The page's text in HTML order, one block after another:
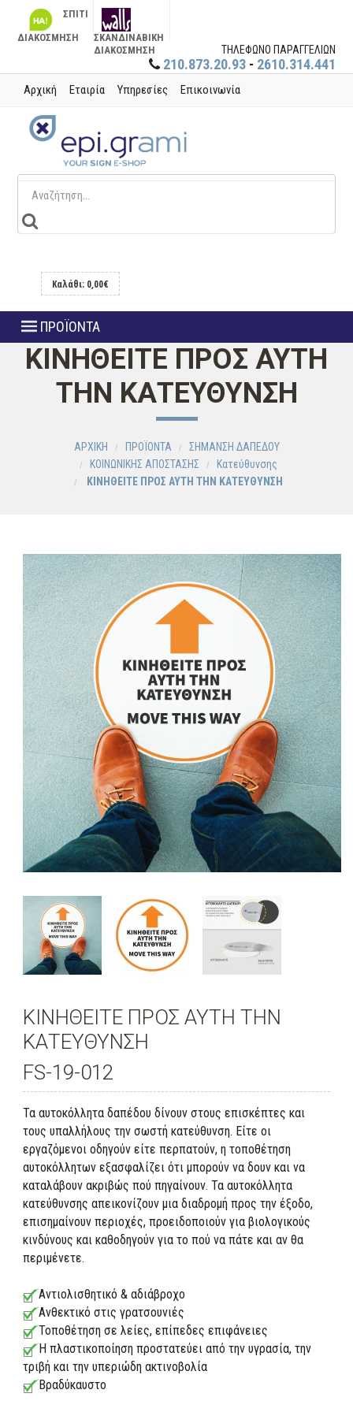
ΣΠΙΤΙ
ΔΙΑΚΟΣΜΗΣΗ
ΣΚΑΝΔΙΝΑΒΙΚΗ
ΔΙΑΚΟΣΜΗΣΗ
ΤΗΛΕΦΩΝΟ ΠΑΡΑΓΓΕΛΙΩΝ
210.873.20.93 - 2610.314.441
Αρχική Εταιρία Υπηρεσίες Επικοινωνία
Καλάθι: 0,00€
ΠΡΟΪΟΝΤΑ
ΚΙΝΗΘΕΙΤΕ ΠΡΟΣ ΑΥΤΗ
ΤΗΝ ΚΑΤΕΥΘΥΝΣΗ
ΑΡΧΙΚΗ ΠΡΟΪΟΝΤΑ
ΣΗΜΑΝΣΗ ΔΑΠΕΔΟΥ
ΚΟΙΝΩΝΙΚΗΣ ΑΠΟΣΤΑΣΗΣ
Κατεύθυνσης
ΚΙΝΗΘΕΙΤΕ ΠΡΟΣ ΑΥΤΗ ΤΗΝ ΚΑΤΕΥΘΥΝΣΗ
ΚΙΝΗΘΕΙΤΕ ΠΡΟΣ ΑΥΤΗ ΤΗΝ
ΚΑΤΕΥΘΥΝΣΗ
FS-19-012
Τα αυτοκόλλητα δαπέδου δίνουν στους επισκέπτες και
τους υπαλλήλους την σωστή κατεύθυνση. Είτε οι
εργαζόμενοι οδηγούν είτε περπατούν, η τοποθέτηση
αυτοκόλλητων εξασφαλίζει ότι μπορούν να δουν και να
καταλάβουν ακριβώς πού πηγαίνουν. Τα αυτοκόλλητα
κατεύθυνσης απεικονίζουν μια διαδρομή προς την έξοδο,
επισημαίνουν περιοχές, προειδοποιούν για βιολογικούς
κινδύνους και καθοδηγούν για το πού να πάτε και αν θα
περιμένετε.
Αντιολισθητικό & αδιάβροχο
Ανθεκτικό στις γρατσουνιές
Τοποθέτηση σε λείες, επίπεδες επιφάνειες
Η πλαστικοποίηση προστατεύει από την υγρασία, την
τριβή και την υπεριώδη ακτινοβολία
Βραδύκαυστο